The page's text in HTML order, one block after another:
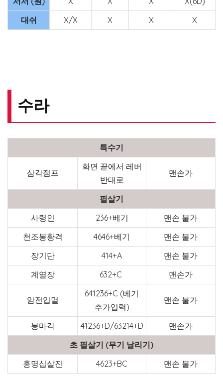
대쉬
X/X X X X
수라
특수기
삼각점프
화면 끝에서 레버
반대로
맨손가
필살기
사령인
236+베기
맨손 불가
천조봉황격
4646+베기
맨손 불가
장기단
414+A
맨손 불가
계열장
632+C 맨손가
암전입멸
641236+C (베기
추가입력)
맨손 불가
봉마각 41236+D/63214+D
맨손가
초 필살기 (무기 날리기)
홍명십살진
4623+BC 맨손 불가